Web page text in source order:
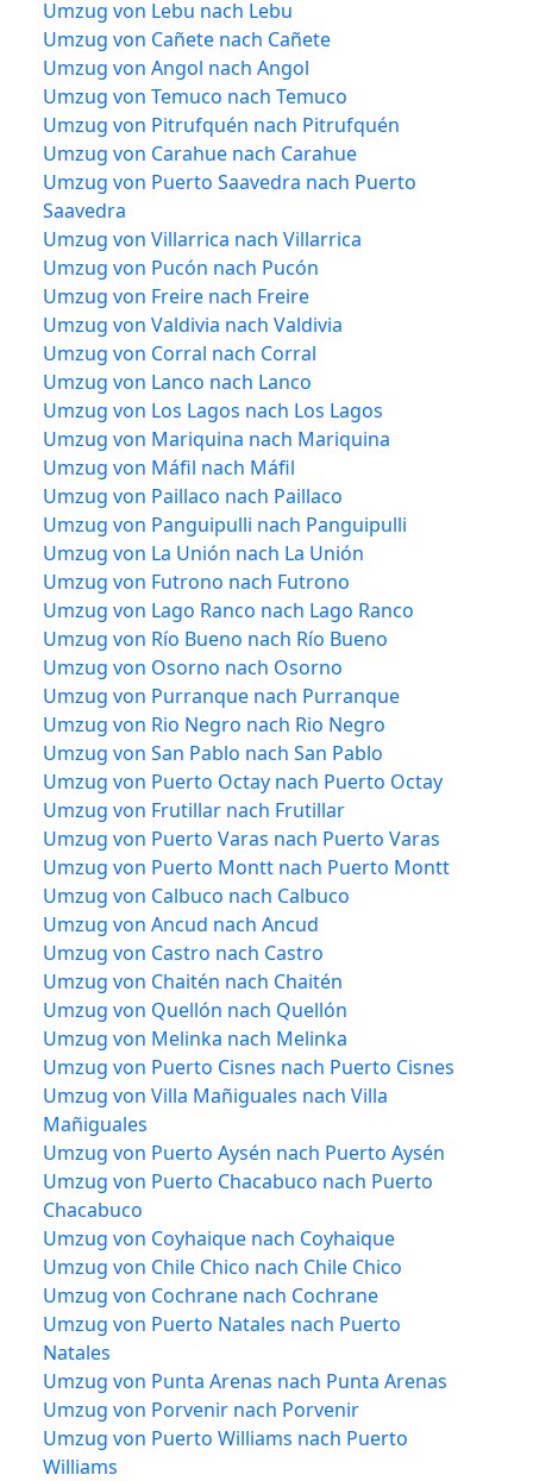
Umzug von Lebu nach Lebu
Umzug von Cañete nach Cañete
Umzug von Angol nach Angol
Umzug von Temuco nach Temuco
Umzug von Pitrufquén nach Pitrufquén
Umzug von Carahue nach Carahue
Umzug von Puerto Saavedra nach Puerto
Saavedra
Umzug von Villarrica nach Villarrica
Umzug von Pucón nach Pucón
Umzug von Freire nach Freire
Umzug von Valdivia nach Valdivia
Umzug von Corral nach Corral
Umzug von Lanco nach Lanco
Umzug von Los Lagos nach Los Lagos
Umzug von Mariquina nach Mariquina
Umzug von Máfil nach Máfil
Umzug von Paillaco nach Paillaco
Umzug von Panguipulli nach Panguipulli
Umzug von La Unión nach La Unión
Umzug von Futrono nach Futrono
Umzug von Lago Ranco nach Lago Ranco
Umzug von Río Bueno nach Río Bueno
Umzug von Osorno nach Osorno
Umzug von Purranque nach Purranque
Umzug von Rio Negro nach Rio Negro
Umzug von San Pablo nach San Pablo
Umzug von Puerto Octay nach Puerto Octay
Umzug von Frutillar nach Frutillar
Umzug von Puerto Varas nach Puerto Varas
Umzug von Puerto Montt nach Puerto Montt
Umzug von Calbuco nach Calbuco
Umzug von Ancud nach Ancud
Umzug von Castro nach Castro
Umzug von Chaitén nach Chaitén
Umzug von Quellón nach Quellón
Umzug von Melinka nach Melinka
Umzug von Puerto Cisnes nach Puerto Cisnes
Umzug von Villa Mañiguales nach Villa
Mañiguales
Umzug von Puerto Aysén nach Puerto Aysén
Umzug von Puerto Chacabuco nach Puerto
Chacabuco
Umzug von Coyhaique nach Coyhaique
Umzug von Chile Chico nach Chile Chico
Umzug von Cochrane nach Cochrane
Umzug von Puerto Natales nach Puerto
Natales
Umzug von Punta Arenas nach Punta Arenas
Umzug von Porvenir nach Porvenir
Umzug von Puerto Williams nach Puerto
Williams